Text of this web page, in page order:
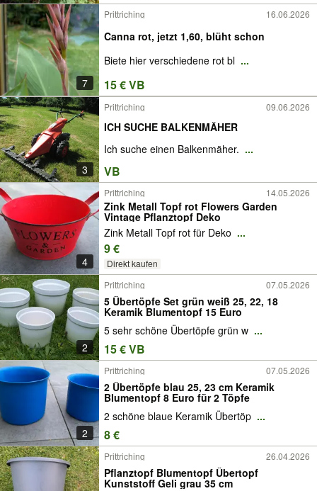
7
Prittriching 16.06.2026
Canna rot, jetzt 1,60, blüht schon
Biete hier verschiedene rot bl ...
15 € VB
3
Prittriching 09.06.2026
ICH SUCHE BALKENMÄHER
Ich suche einen Balkenmäher. ...
VB
4
Prittriching 14.05.2026
Zink Metall Topf rot Flowers Garden
Vintage Pflanztopf Deko
Zink Metall Topf rot für Deko ...
9 €
Direkt kaufen
2
Prittriching 07.05.2026
5 Übertöpfe Set grün weiß 25, 22, 18
Keramik Blumentopf 15 Euro
5 sehr schöne Übertöpfe grün w ...
15 € VB
2
Prittriching 07.05.2026
2 Übertöpfe blau 25, 23 cm Keramik
Blumentopf 8 Euro für 2 Töpfe
2 schöne blaue Keramik Übertöp ...
8 €
Prittriching 26.04.2026
Pflanztopf Blumentopf Übertopf
Kunststoff Geli grau 35 cm